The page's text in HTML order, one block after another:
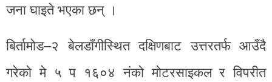
जना घाइते भएका छन् ।
बिर्तामोड–२ बेलडाँगीस्थित दक्षिणबाट उत्तरतर्फ आउँदै
गरेको मे ५ प १६०४ नंको मोटरसाइकल र विपरीत